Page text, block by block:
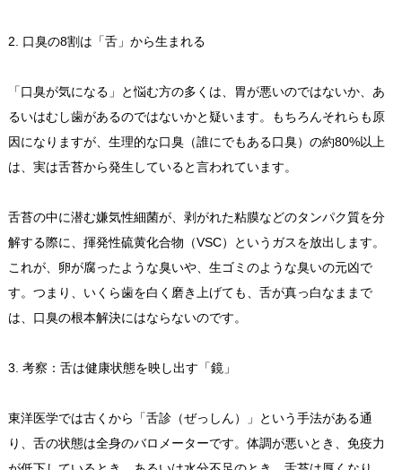
2. 口臭の8割は「舌」から生まれる
「口臭が気になる」と悩む方の多くは、胃が悪いのではないか、あ
るいはむし歯があるのではないかと疑います。もちろんそれらも原
因になりますが、生理的な口臭（誰にでもある口臭）の約80%以上
は、実は舌苔から発生していると言われています。
舌苔の中に潜む嫌気性細菌が、剥がれた粘膜などのタンパク質を分
解する際に、揮発性硫黄化合物（VSC）というガスを放出します。
これが、卵が腐ったような臭いや、生ゴミのような臭いの元凶で
す。つまり、いくら歯を白く磨き上げても、舌が真っ白なままで
は、口臭の根本解決にはならないのです。
3. 考察：舌は健康状態を映し出す「鏡」
東洋医学では古くから「舌診（ぜっしん）」という手法がある通
り、舌の状態は全身のバロメーターです。体調が悪いとき、免疫力